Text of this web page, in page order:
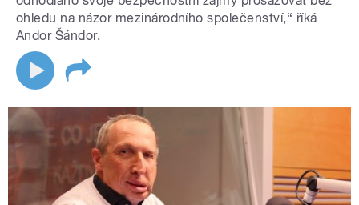
ohledu na názor mezinárodního společenství,“ říká
Andor Šándor.